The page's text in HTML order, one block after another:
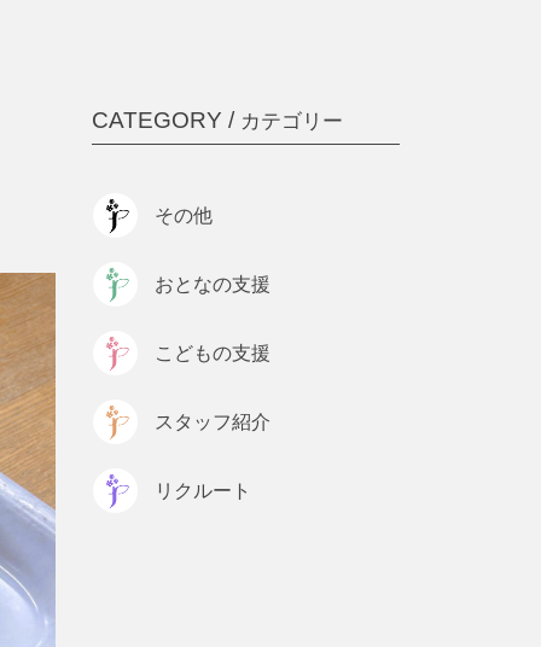
ブログ
CATEGORY / カテゴリー
その他
おとなの支援
こどもの支援
スタッフ紹介
リクルート